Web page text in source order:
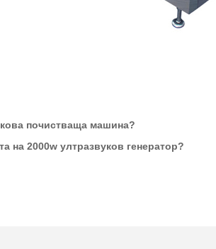
почистваща машина?
на 2000w ултразвуков генератор?